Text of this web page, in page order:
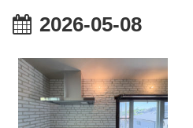
2026-05-08